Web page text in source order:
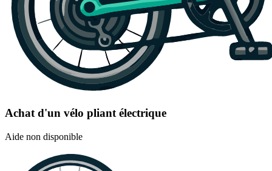
Achat d'un vélo pliant électrique
Aide non disponible